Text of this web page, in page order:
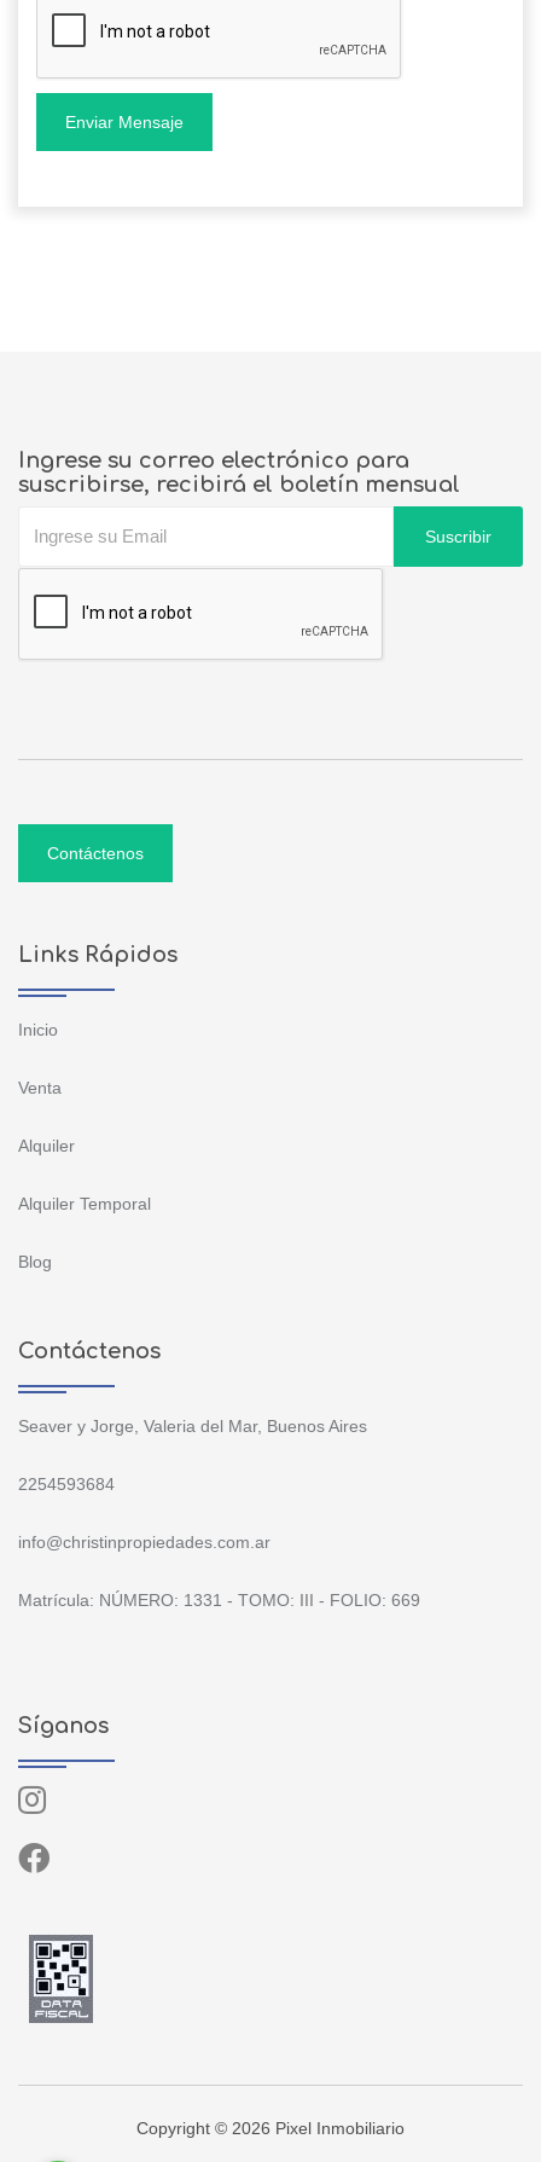
Enviar Mensaje
Ingrese su correo electrónico para
suscribirse, recibirá el boletín mensual
Suscribir
Contáctenos
Links Rápidos
Inicio
Venta
Alquiler
Alquiler Temporal
Blog
Contáctenos
Seaver y Jorge, Valeria del Mar, Buenos Aires
2254593684
info@christinpropiedades.com.ar
Matrícula: NÚMERO: 1331 - TOMO: III - FOLIO: 669
Síganos
Copyright © 2026 Pixel Inmobiliario